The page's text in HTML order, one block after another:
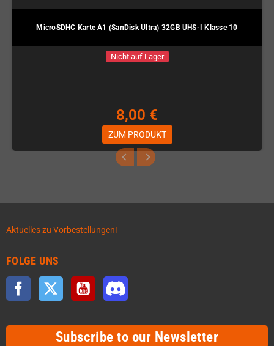
MicroSDHC Karte A1 (SanDisk Ultra) 32GB UHS-I Klasse 10
Nicht auf Lager
8,00 €
ZUM PRODUKT
Aktuelles zu Vorbestellungen!
FOLGE UNS
Facebook Twitter YouTube
Subscribe to our Newsletter